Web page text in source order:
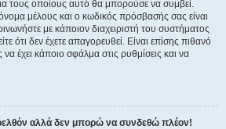
τους οποίους αυτό θα μπορούσε να συμβεί.
μέλους και ο κωδικός πρόσβασής σας είναι
με κάποιον διαχειριστή του συστήματος
ότι δεν έχετε απαγορευθεί. Είναι επίσης πιθανό
να έχει κάποιο σφάλμα στις ρυθμίσεις και να
αλλά δεν μπορώ να συνδεθώ πλέον!